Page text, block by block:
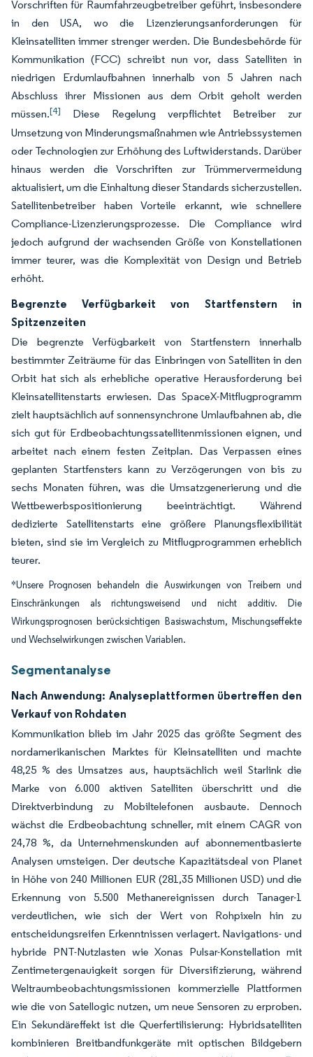
Vorschriften für Raumfahrzeugbetreiber geführt, insbesondere
in den USA, wo die Lizenzierungsanforderungen für
Kleinsatelliten immer strenger werden. Die Bundesbehörde für
Kommunikation (FCC) schreibt nun vor, dass Satelliten in
niedrigen Erdumlaufbahnen innerhalb von 5 Jahren nach
Abschluss ihrer Missionen aus dem Orbit geholt werden
müssen.[4]
Diese Regelung verpflichtet Betreiber zur
Umsetzung von Minderungsmaßnahmen wie Antriebssystemen
oder Technologien zur Erhöhung des Luftwiderstands. Darüber
hinaus werden die Vorschriften zur Trümmervermeidung
aktualisiert, um die Einhaltung dieser Standards sicherzustellen.
Satellitenbetreiber haben Vorteile erkannt, wie schnellere
Compliance-Lizenzierungsprozesse. Die Compliance wird
jedoch aufgrund der wachsenden Größe von Konstellationen
immer teurer, was die Komplexität von Design und Betrieb
erhöht.
Begrenzte Verfügbarkeit von Startfenstern in
Spitzenzeiten
Die begrenzte Verfügbarkeit von Startfenstern innerhalb
bestimmter Zeiträume für das Einbringen von Satelliten in den
Orbit hat sich als erhebliche operative Herausforderung bei
Kleinsatellitenstarts erwiesen. Das SpaceX-Mitflugprogramm
zielt hauptsächlich auf sonnensynchrone Umlaufbahnen ab, die
sich gut für Erdbeobachtungssatellitenmissionen eignen, und
arbeitet nach einem festen Zeitplan. Das Verpassen eines
geplanten Startfensters kann zu Verzögerungen von bis zu
sechs Monaten führen, was die Umsatzgenerierung und die
Wettbewerbspositionierung beeinträchtigt. Während
dedizierte Satellitenstarts eine größere Planungsflexibilität
bieten, sind sie im Vergleich zu Mitflugprogrammen erheblich
teurer.
*Unsere Prognosen behandeln die Auswirkungen von Treibern und
Einschränkungen als richtungsweisend und nicht additiv. Die
Wirkungsprognosen berücksichtigen Basiswachstum, Mischungseffekte
und Wechselwirkungen zwischen Variablen.
Segmentanalyse
Nach Anwendung: Analyseplattformen übertreffen den
Verkauf von Rohdaten
Kommunikation blieb im Jahr 2025 das größte Segment des
nordamerikanischen Marktes für Kleinsatelliten und machte
48,25 % des Umsatzes aus, hauptsächlich weil Starlink die
Marke von 6.000 aktiven Satelliten überschritt und die
Direktverbindung zu Mobiltelefonen ausbaute. Dennoch
wächst die Erdbeobachtung schneller, mit einem CAGR von
24,78 %, da Unternehmenskunden auf abonnementbasierte
Analysen umsteigen. Der deutsche Kapazitätsdeal von Planet
in Höhe von 240 Millionen EUR (281,35 Millionen USD) und die
Erkennung von 5.500 Methanereignissen durch Tanager-1
verdeutlichen, wie sich der Wert von Rohpixeln hin zu
entscheidungsreifen Erkenntnissen verlagert. Navigations- und
hybride PNT-Nutzlasten wie Xonas Pulsar-Konstellation mit
Zentimetergenauigkeit sorgen für Diversifizierung, während
Weltraumbeobachtungsmissionen kommerzielle Plattformen
wie die von Satellogic nutzen, um neue Sensoren zu erproben.
Ein Sekundäreffekt ist die Querfertilisierung: Hybridsatelliten
kombinieren Breitbandfunkgeräte mit optischen Bildgebern